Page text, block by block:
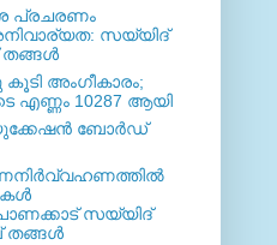
പ്രചരണം
സയ്യിദ്
തങ്ങള്‍
അംഗീകാരം;
എണ്ണം 10287 ആയി
ബോര്‍ഡ്
സയ്യിദ്
തങ്ങള്‍